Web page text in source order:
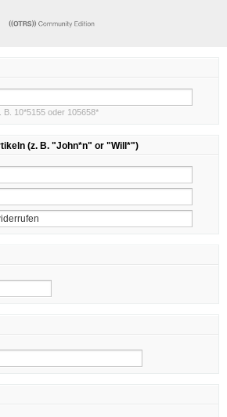
B. 10*5155 oder 105658*
(z. B. "John*n" or "Will*")